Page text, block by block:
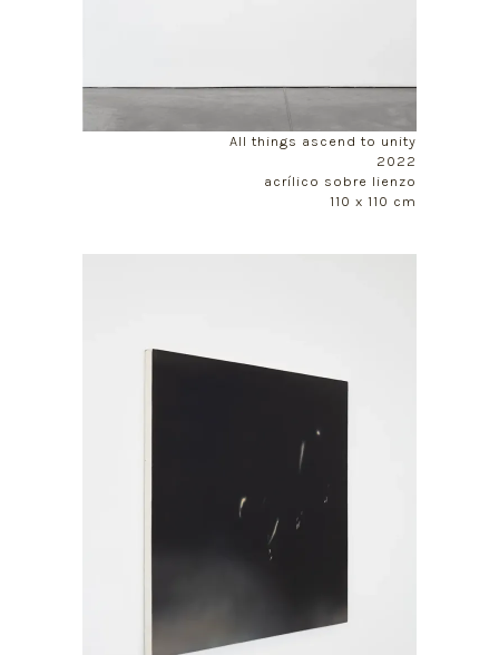
All things ascend to unity
2022
acrílico sobre lienzo
110 x 110 cm